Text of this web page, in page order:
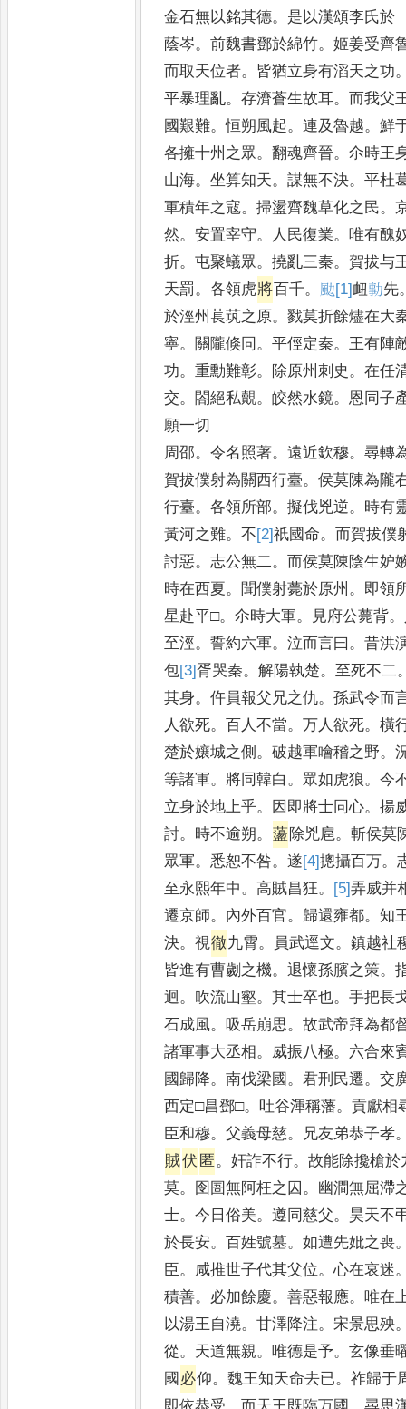
金石無以銘其德。 是以漢頌李氏於
蔭岑。前魏書鄧於綿竹。姬姜受齊
而取天位者。 皆猶立身有滔天之功
平暴理亂。存濟蒼生故耳。 而我父
國艱難。恒朔風起。連及魯越。鮮
各擁十州之眾。翻魂齊晉。尒時王
山海。坐算知天。謀無不決。平杜
軍積年之寇。掃盪齊魏草化之民。
然。安置宰守。 人民復業。唯有醜
折。屯聚蟻眾。撓亂三秦。 賀拔与
天罰。各領虎將 百千。 𩖙[1] 衄𠡯先
於涇州萇茿之原。戮莫折餘燼在大
寧。 關隴倏同 。平俓定秦。王有陣
功。重勳難彰。 除原州刺史。在任
交。 閤絕私覿。皎然水鏡。恩同子
願一切
周邵。令名照著。遠近欽穆。尋轉
賀拔僕射為關西行臺。侯莫陳為隴
行臺。各領所部。擬伐兇逆。 時有
黃河之難。不[2]祇國命。 而賀拔僕
討惡。志公無二。 而侯莫陳陰生妒
時在西夏 。 聞僕射薨於原州 。 即領
星赴平□。尒時大軍。 見府公薨背。
至涇。誓約六軍。泣而言曰 。昔洪
包[3]胥哭秦。解陽執楚。 至死不二
其身。仵員報父兄之仇。孫武令而
人欲死。 百人不當。万人欲死。橫
楚於孃城之側 。破越軍噲稽之野。
等諸軍。 將同韓白 。 眾如虎狼。今
立身於地上乎。 因即將士同心。揚
討。 時不逾朔。 蘯 除兇扈。斬侯莫
眾軍。悉恕不咎。遂[4]摠攝百万。
至永熙年中。 高賊昌狂。 [5]弄威并
遷京師。 內外百官。 歸還雍都。知
決。視徹九霄。 員武逕文。鎮越社
皆進有曹劌之機。退懷孫臏之策。
迴。 吹流山壑。其士卒也。手把長
石成風。吸岳崩思。故武帝拜為都
諸軍事大丞相 。 威振八極。 六合來
國歸降。南伐梁國 。君刑民遷。交
西定□昌鄧□。 吐谷渾稱藩。貢獻相
臣和穆。父義母慈。 兄友弟恭子孝
賊伏 匿。奸詐不行。故能除攙槍於
莫。 囹圄無阿枉之囚 。
幽澗無屈滯
士。今日俗美。遵同慈父。 昊天不
於長安。 百姓號墓。如遭先妣之喪
臣 。 咸推世子代其父位。心在哀迷
積善。 必加餘慶。善惡報應。唯在
以湯王自澆。甘澤降注。宋景思殃
從。 天道無親。唯德是予。玄像垂
國 必仰。魏王知天命去已。祚歸于